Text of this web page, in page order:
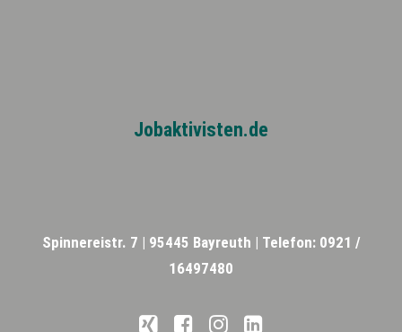
Jobaktivisten.de
Spinnereistr. 7 | 95445 Bayreuth | Telefon: 0921 /
16497480